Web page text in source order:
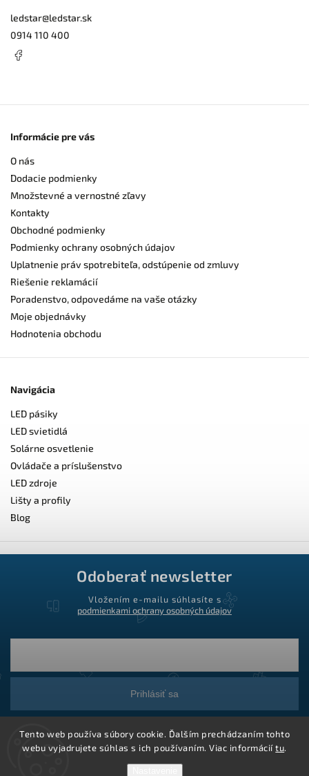
Tento web používa súbory cookie. Ďalším prechádzaním tohto
webu vyjadrujete súhlas s ich používaním. Viac informáciítu.
ledstar@ledstar.sk
0914 110 400
Informácie pre vás
O nás
Dodacie podmienky
Množstevné a vernostné zľavy
Kontakty
Obchodné podmienky
Podmienky ochrany osobných údajov
Uplatnenie práv spotrebiteľa, odstúpenie od zmluvy
Riešenie reklamácií
Poradenstvo, odpovedáme na vaše otázky
Moje objednávky
Hodnotenia obchodu
Navigácia
LED pásiky
LED svietidlá
Solárne osvetlenie
Ovládače a príslušenstvo
LED zdroje
Lišty a profily
Blog
Odoberať newsletter
Vložením e-mailu súhlasíte s
podmienkami ochrany osobných údajov
Prihlásiť sa